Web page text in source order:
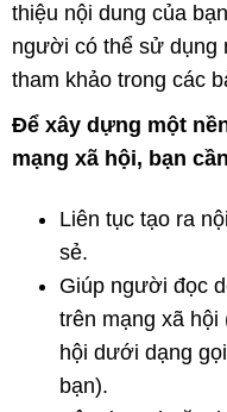
thiệu nội dung của
người có thể sử dụng
tham khảo trong các
Để xây dựng một
mạng xã hội, bạn
Liên tục tạo ra
sẻ.
Giúp người đọc
trên mạng xã
hội dưới dạng
bạn).